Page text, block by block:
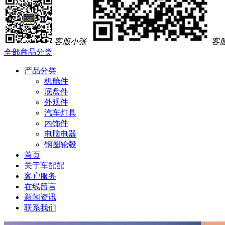
客服小张
客
全部商品分类
产品分类
机舱件
底盘件
外观件
汽车灯具
内饰件
电脑电器
钢圈轮毂
首页
关于车配配
客户服务
在线留言
新闻资讯
联系我们